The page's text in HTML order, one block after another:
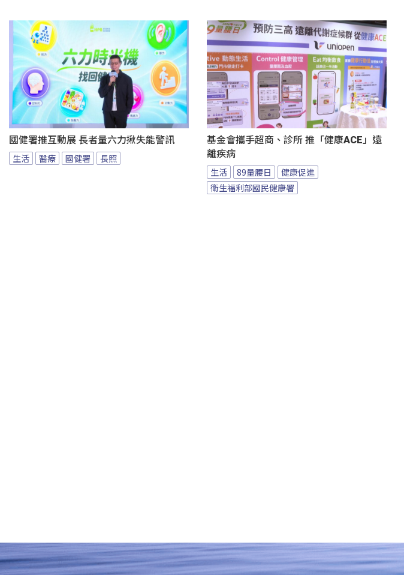
國健署推互動展 長者量六力揪失能警訊
生活 醫療 國健署 長照
基金會攜手超商、診所 推「健康ACE」遠
離疾病
生活 89量腰日
健康促進
衛生福利部國民健康署